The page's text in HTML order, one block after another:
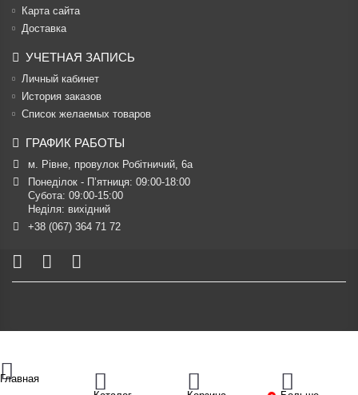
Карта сайта
Доставка
УЧЕТНАЯ ЗАПИСЬ
Личный кабинет
История заказов
Список желаемых товаров
ГРАФИК РАБОТЫ
м. Рівне, провулок Робітничий, 6а
Понеділок - П’ятниця: 09:00-18:00
Субота: 09:00-15:00
Неділя: вихідний
+38 (067) 364 71 72
Главная